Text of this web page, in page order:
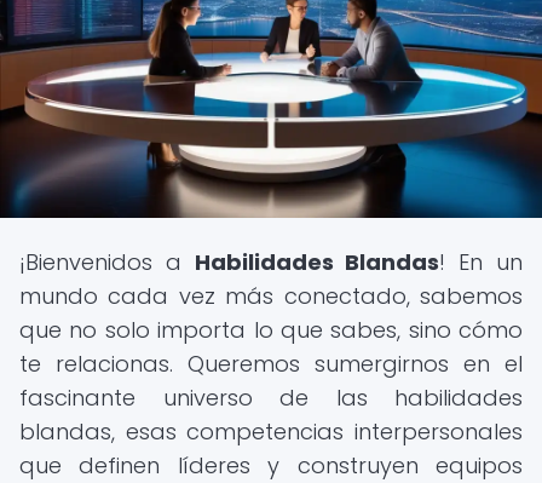
¡Bienvenidos a Habilidades Blandas! En un
mundo cada vez más conectado, sabemos
que no solo importa lo que sabes, sino cómo
te relacionas. Queremos sumergirnos en el
fascinante universo de las habilidades
blandas, esas competencias interpersonales
que definen líderes y construyen equipos